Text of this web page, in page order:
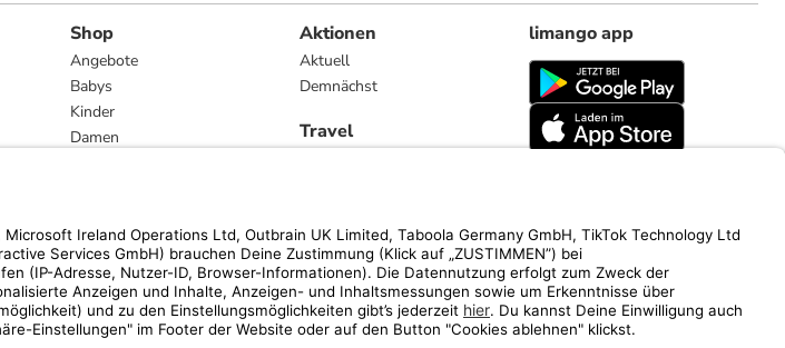
Shop
Angebote
Babys
Kinder
Damen
Marken
Aktionen
Aktuell
Demnächst
Travel
limango app
limango.nl limango.pl